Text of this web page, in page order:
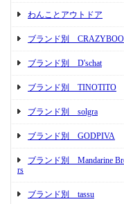
わんことアウトドア
ブランド別 CRAZYBOO
ブランド別 D'schat
ブランド別 TINOTITO
ブランド別 solgra
ブランド別 GODPIVA
ブランド別 Mandarine
rs
ブランド別 tassu